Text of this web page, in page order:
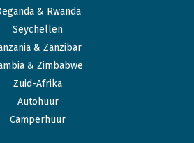
& Rwanda
Seychellen
& Zanzibar
& Zimbabwe
Zuid-Afrika
Autohuur
Camperhuur